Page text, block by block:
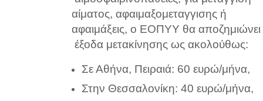
αίματος, αφαιμαξομεταγγισης ή
αφαιμάξεις, ο ΕΟΠΥΥ θα αποζημιώνει
έξοδα μετακίνησης ως ακολούθως:
Σε Αθήνα, Πειραιά: 60 ευρώ/μήνα,
Στην Θεσσαλονίκη: 40 ευρώ/μήνα,